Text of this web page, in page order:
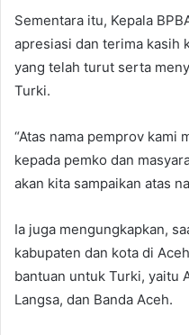
Sementara itu, Kepala
apresiasi dan terima kasih
yang telah turut serta
Turki.
“Atas nama pemprov kami
kepada pemko dan
akan kita sampaikan atas
Ia juga mengungkapkan,
kabupaten dan kota di
bantuan untuk Turki, yaitu
Langsa, dan Banda Aceh.